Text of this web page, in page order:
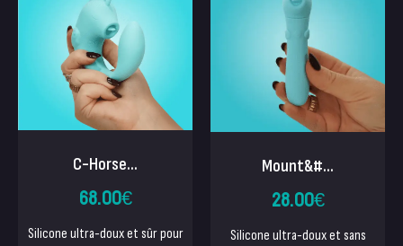
C-Horse...
68.00€
Silicone ultra-doux et sûr pour
Mount&#...
28.00€
Silicone ultra-doux et sans